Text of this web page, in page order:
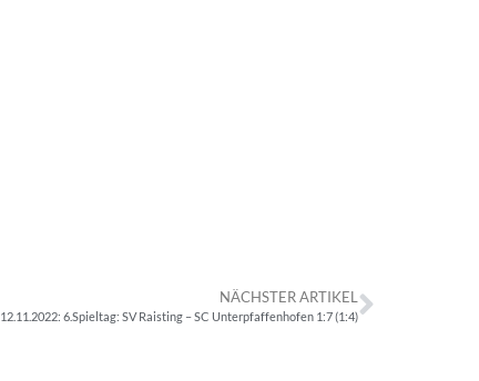
NÄCHSTER ARTIKEL
12.11.2022: 6.Spieltag: SV Raisting – SC Unterpfaffenhofen 1:7 (1:4)